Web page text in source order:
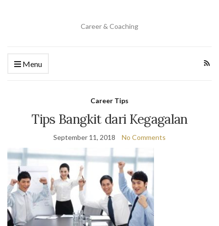
Career & Coaching
Menu
Career Tips
Tips Bangkit dari Kegagalan
September 11, 2018 No Comments